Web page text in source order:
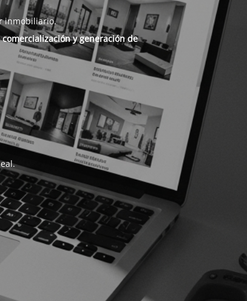
inmobiliario.
comercialización y generación de